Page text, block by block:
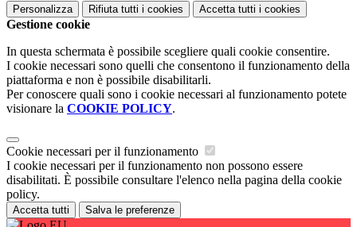
Personalizza Rifiuta tutti i cookies Accetta tutti i cookies
Gestione cookie
In questa schermata è possibile scegliere quali cookie consentire.
I cookie necessari sono quelli che consentono il funzionamento della
piattaforma e non è possibile disabilitarli.
Per conoscere quali sono i cookie necessari al funzionamento potete
visionare la COOKIE POLICY.
Cookie necessari per il funzionamento
I cookie necessari per il funzionamento non possono essere
disabilitati. È possibile consultare l'elenco nella pagina della cookie
policy.
Accetta tutti Salva le preferenze